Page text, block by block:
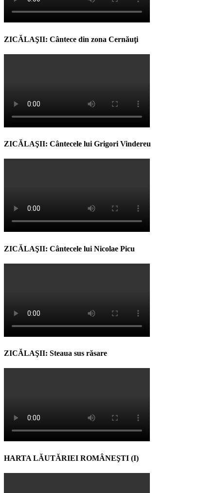
ZICĂLAŞII: Cântece din zona Cernăuţi
ZICĂLAŞII: Cântecele lui Grigori Vindereu
ZICĂLAŞII: Cântecele lui Nicolae Picu
ZICĂLAŞII: Steaua sus răsare
HARTA LĂUTĂRIEI ROMÂNEŞTI (I)